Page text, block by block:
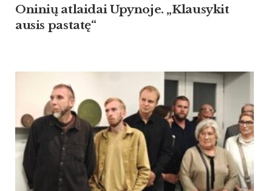
Oninių atlaidai Upynoje. „Klausykit
ausis pastatę“